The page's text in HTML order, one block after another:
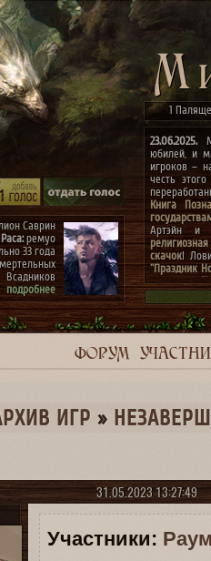
1
23.06.2025.
юбилей, и
игроков –
честь
Книга
Артэйн и
скачок!
"Праздник
конкурсах
архиве"(до
к
Саврин
Раса:ремуо
33 года
Всадников
подробнее
Имя:Тэрис
Раса:ремуо
30 лет
подробнее
ФОРУМ
ИГР »
31.05.2023 13:27:49
Участники: